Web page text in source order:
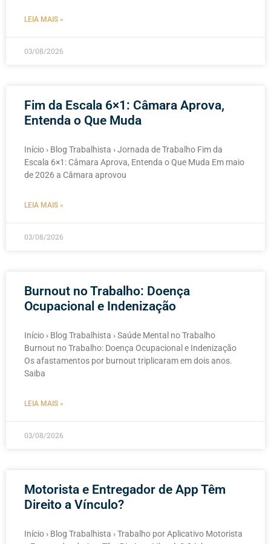
LEIA MAIS »
03/08/2026
Fim da Escala 6×1: Câmara Aprova,
Entenda o Que Muda
Início › Blog Trabalhista › Jornada de Trabalho Fim da
Escala 6×1: Câmara Aprova, Entenda o Que Muda Em maio
de 2026 a Câmara aprovou
LEIA MAIS »
03/08/2026
Burnout no Trabalho: Doença
Ocupacional e Indenização
Início › Blog Trabalhista › Saúde Mental no Trabalho
Burnout no Trabalho: Doença Ocupacional e Indenização
Os afastamentos por burnout triplicaram em dois anos.
Saiba
LEIA MAIS »
03/08/2026
Motorista e Entregador de App Têm
Direito a Vínculo?
Início › Blog Trabalhista › Trabalho por Aplicativo Motorista